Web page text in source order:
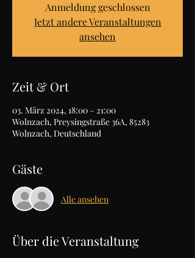
Anmeldung geschlossen
Jetzt andere Veranstaltungen
ansehen
Zeit & Ort
03. März 2024, 18:00 – 21:00
Wolnzach, Preysingstraße 36A, 85283
Wolnzach, Deutschland
Gäste
Alle ansehen
Über die Veranstaltung